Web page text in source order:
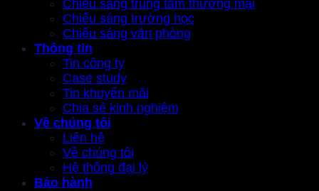
Chiếu sáng trung tâm thương mại
Chiếu sáng trường học
Chiếu sáng văn phòng
Thông tin
Tin công ty
Case study
Tin khuyến mãi
Chia sẻ kinh nghiệm
Về chúng tôi
Liên hệ
Về chúng tôi
Hệ thống đại lý
Bảo hành